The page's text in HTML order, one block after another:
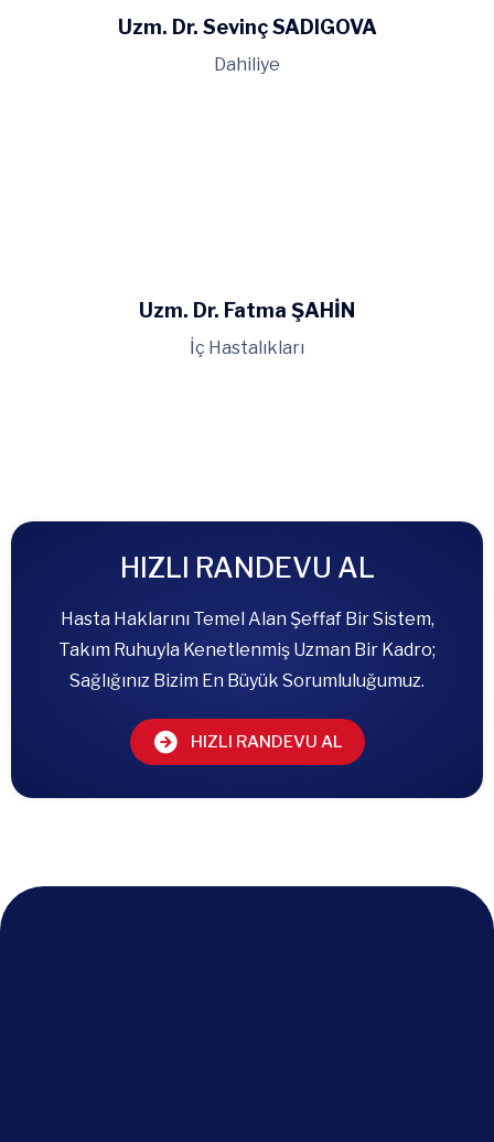
Uzm. Dr. Sevinç SADIGOVA
Dahiliye
İç Hastalıkları